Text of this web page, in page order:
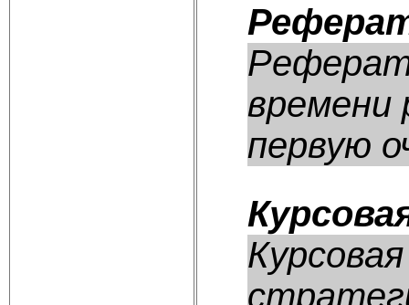
времени
первую